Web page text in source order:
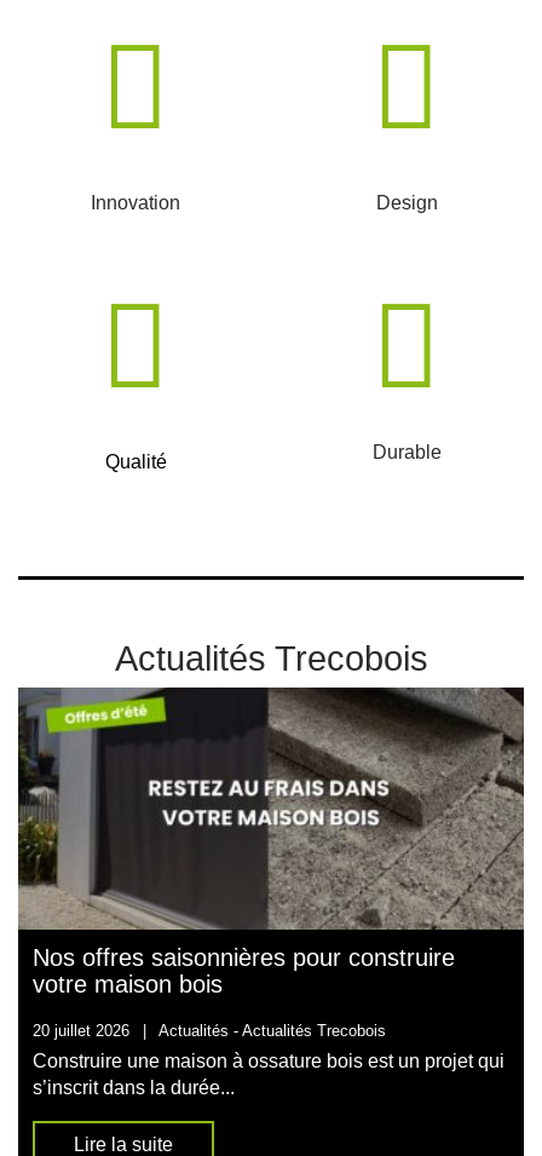
Innovation Design
Qualité Durable
Actualités Trecobois
Nos offres saisonnières pour construire
votre maison bois
20 juillet 2026 Actualités - Actualités Trecobois
Construire une maison à ossature bois est un projet qui
s’inscrit dans la durée...
Lire la suite